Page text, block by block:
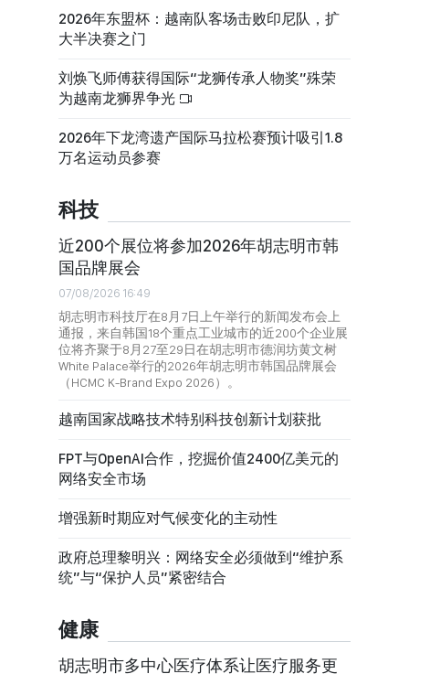
2026年东盟杯：越南队客场击败印尼队，扩
大半决赛之门
刘焕飞师傅获得国际“龙狮传承人物奖”殊荣
为越南龙狮界争光
2026年下龙湾遗产国际马拉松赛预计吸引1.8
万名运动员参赛
科技
近200个展位将参加2026年胡志明市韩
国品牌展会
07/08/2026 16:49
胡志明市科技厅在8月7日上午举行的新闻发布会上
通报，来自韩国18个重点工业城市的近200个企业展
位将齐聚于8月27至29日在胡志明市德润坊黄文树
White Palace举行的2026年胡志明市韩国品牌展会
（HCMC K-Brand Expo 2026）。
越南国家战略技术特别科技创新计划获批
FPT与OpenAI合作，挖掘价值2400亿美元的
网络安全市场
增强新时期应对气候变化的主动性
政府总理黎明兴：网络安全必须做到“维护系
统”与“保护人员”紧密结合
健康
胡志明市多中心医疗体系让医疗服务更